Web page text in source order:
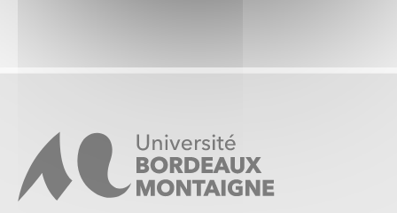
planification, budget et anticipation des risques